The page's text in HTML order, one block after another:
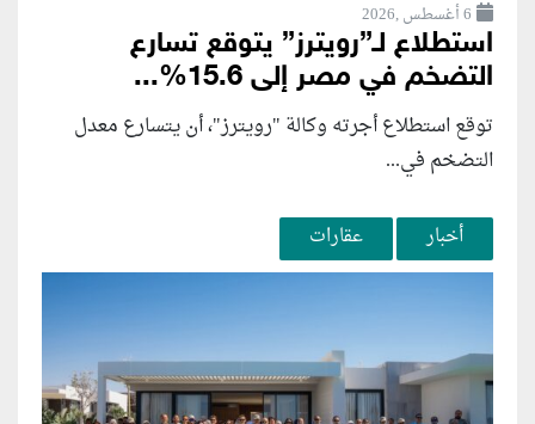
6 أغسطس ,2026
استطلاع لـ”رويترز” يتوقع تسارع
التضخم في مصر إلى 15.6%...
توقع استطلاع أجرته وكالة "رويترز"، أن يتسارع ‌معدل
التضخم في...
أخبار عقارات